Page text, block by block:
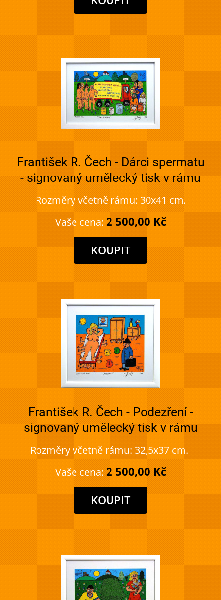
František R. Čech - Dárci spermatu
- signovaný umělecký tisk v rámu
Rozměry včetně rámu: 30x41 cm.
Vaše cena: 2 500,00 Kč
František R. Čech - Podezření -
signovaný umělecký tisk v rámu
Rozměry včetně rámu: 32,5x37 cm.
Vaše cena: 2 500,00 Kč